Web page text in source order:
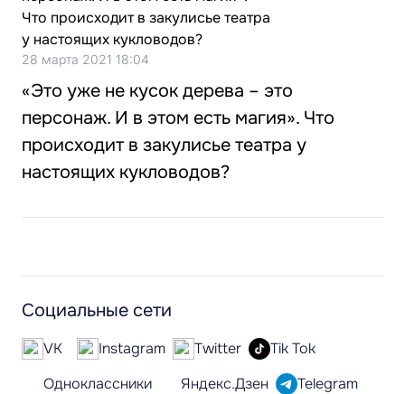
28 марта 2021 18:04
«Это уже не кусок дерева – это
персонаж. И в этом есть магия». Что
происходит в закулисье театра у
настоящих кукловодов?
Социальные сети
VK Instagram Twitter
Tik Tok
Одноклассники
Яндекс.Дзен
Telegram